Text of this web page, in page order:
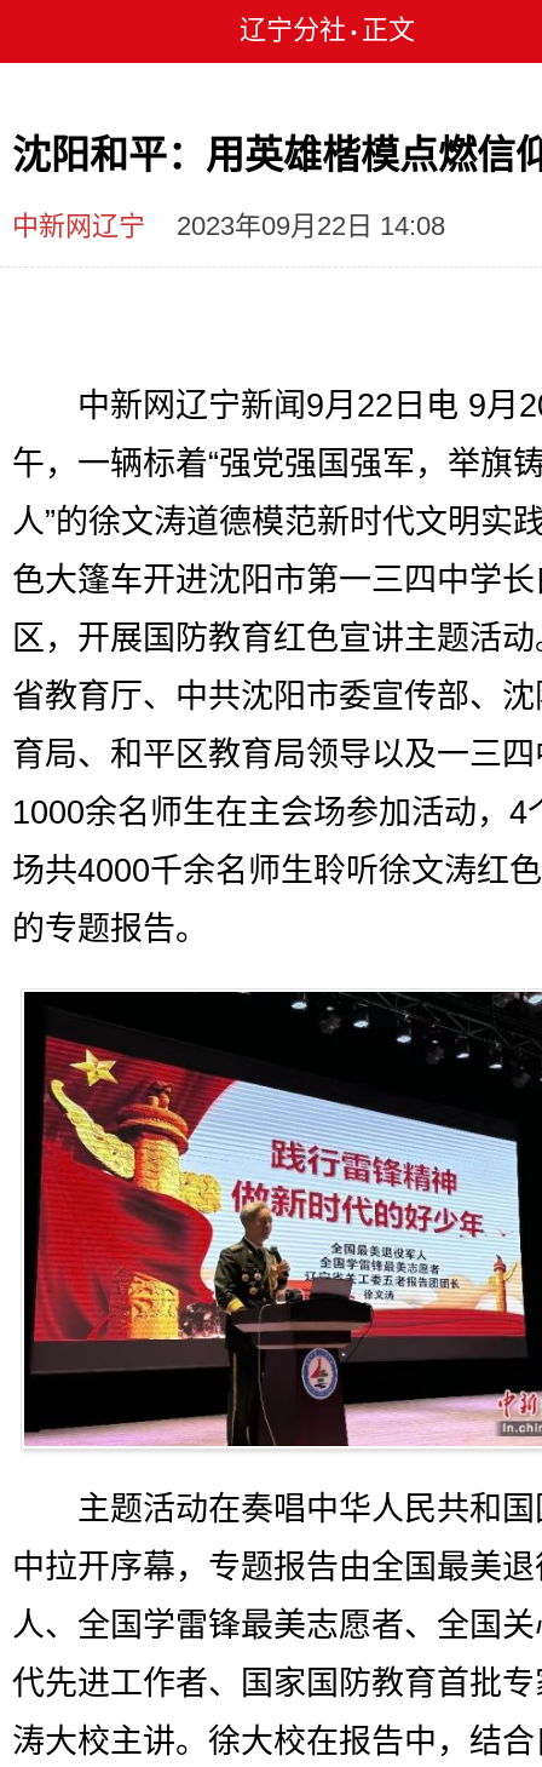
辽宁分社 • 正文
沈阳和平：用英雄楷模点燃信
中新网辽宁 2023年09月22日 14:08
中新网辽宁新闻9月22日电 9月
午，一辆标着“强党强国强军，举旗
人”的徐文涛道德模范新时代文明实
色大篷车开进沈阳市第一三四中学
区，开展国防教育红色宣讲主题活
省教育厅、中共沈阳市委宣传部、
育局、和平区教育局领导以及一三
1000余名师生在主会场参加活动，4
场共4000千余名师生聆听徐文涛红
的专题报告。
主题活动在奏唱中华人民共和国
中拉开序幕，专题报告由全国最美
人、全国学雷锋最美志愿者、全国
代先进工作者、国家国防教育首批
涛大校主讲。徐大校在报告中，结